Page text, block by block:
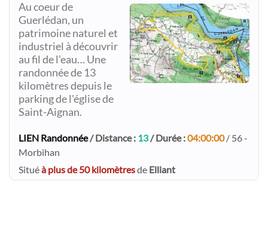
Au coeur de
Guerlédan, un
patrimoine naturel et
industriel à découvrir
au fil de l’eau… Une
randonnée de 13
kilomètres depuis le
parking de l'église de
Saint-Aignan.
LIEN Randonnée/ Distance : 13/ Durée :04:00:00/ 56 -
Morbihan
Situéà plus de 50 kilomètresde Elliant